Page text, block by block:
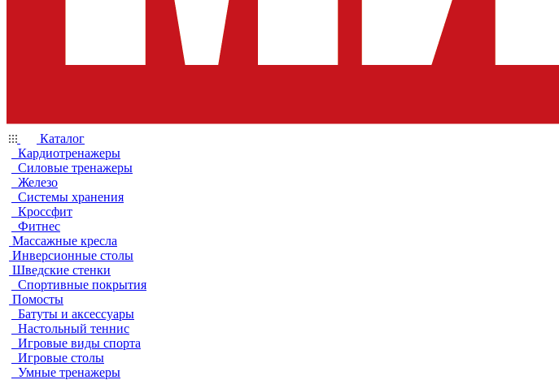
Каталог
Кардиотренажеры
Силовые тренажеры
Железо
Системы хранения
Кроссфит
Фитнес
Массажные кресла
Инверсионные столы
Шведские стенки
Спортивные покрытия
Помосты
Батуты и аксессуары
Настольный теннис
Игровые виды спорта
Игровые столы
Умные тренажеры